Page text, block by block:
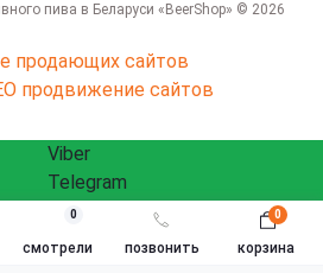
смотрели
0
позвонить корзина
0
пива в Беларуси «BeerShop» © 2026
продающих сайтов
продвижение сайтов
Viber
Telegram
WhatsApp
info@beershop.by